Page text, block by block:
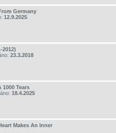
Germany
12.9.2025
2012)
23.3.2018
Tears
18.4.2025
Makes An Inner